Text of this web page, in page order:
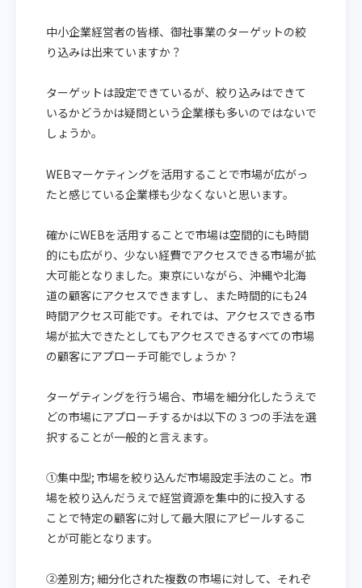
中小企業経営者の皆様、御社事業のターゲットの絞
り込みは出来ていますか？
ターゲットは設定できているが、絞り込みはできて
いるかどうかは疑問という企業様も多いのではないで
しょうか。
WEBマーケティングを活用することで市場が広がっ
たと感じている企業様も少なくないと思います。
確かにWEBを活用することで市場は空間的にも時間
的にも広がり、少ない経費でアクセスできる市場が拡
大可能となりました。東京にいながら、沖縄や北海
道の顧客にアクセスできますし、また時間的にも24
時間アクセス可能です。それでは、アクセスできる市
場が拡大できたとしてもアクセスできるすべての市場
の顧客にアプローチ可能でしょうか？
ターゲティングを行う場合、市場を細分化したうえで
どの市場にアプローチするかは以下の３つの手法を選
択することが一般的と言えます。
①集中型; 市場を絞り込んだ市場設定手法のこと。市
場を絞り込んだうえで経営資源を集中的に投入する
ことで特定の顧客に対して最大限にアピールするこ
とが可能となります。
②差別方; 細分化された複数の市場に対して、それぞ